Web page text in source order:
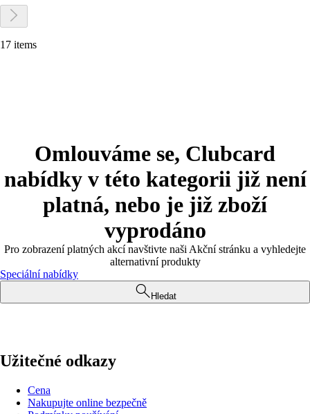
17 items
Omlouváme se, Clubcard
nabídky v této kategorii již není
platná, nebo je již zboží
vyprodáno
Pro zobrazení platných akcí navštivte naši Akční stránku a vyhledejte
alternativní produkty
Speciální nabídky
Hledat
Užitečné odkazy
Cena
Nakupujte online bezpečně